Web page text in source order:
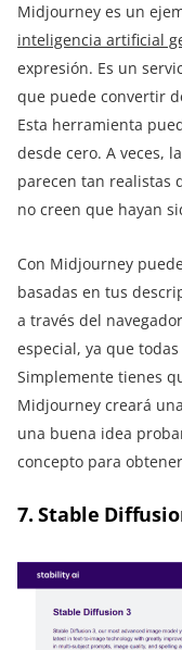
Midjourney es un
inteligencia artificial
expresión. Es un
que puede convertir
Esta herramienta
desde cero. A veces,
parecen tan realistas
no creen que hayan
Con Midjourney
basadas en tus
a través del
especial, ya que
Simplemente tienes
Midjourney creará
una buena idea
concepto para
7. Stable